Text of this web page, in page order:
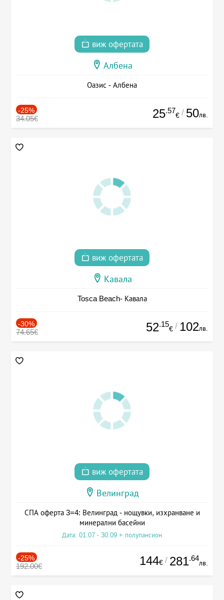
виж офертата
Албена
Оазис - Албена
-25%
34.05€ 25.57
€ / 50лв.
виж офертата
Кавала
Tosca Beach- Кавала
-30%
74.65€ 52.15
€ / 102лв.
виж офертата
Велинград
СПА оферта 3=4: Велинград - нощувки, изхранване и
минерални басейни
Дата: 01.07 - 30.09 + полупансион
-25%
192.00€ 144€ / 281.64
лв.